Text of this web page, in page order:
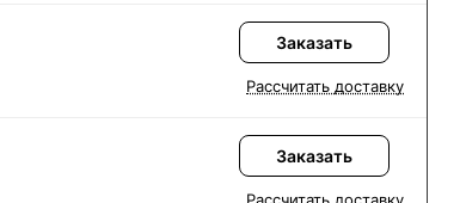
Заказать
Рассчитать доставку
Заказать